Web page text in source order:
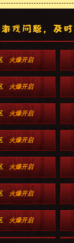
火爆开启
火爆开启
火爆开启
火爆开启
火爆开启
火爆开启
火爆开启